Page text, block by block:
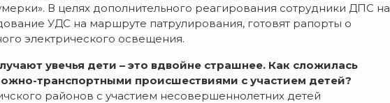
В целях дополнительного реагирования сотрудники ДПС на
УДС на маршруте патрулирования, готовят рапорты о
электрического освещения.
увечья дети – это вдвойне страшнее. Как сложилась
транспортными происшествиями с участием детей?
районов с участием несовершеннолетних детей